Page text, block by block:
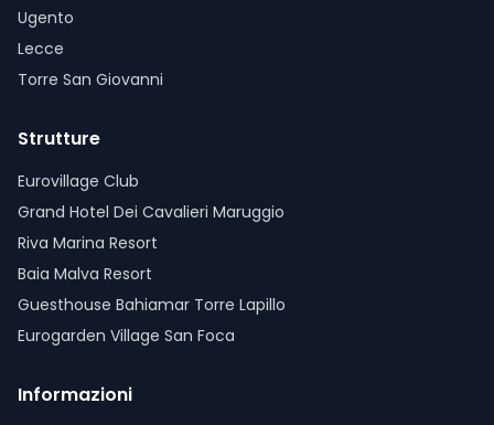
Ugento
Lecce
Torre San Giovanni
Strutture
Eurovillage Club
Grand Hotel Dei Cavalieri Maruggio
Riva Marina Resort
Baia Malva Resort
Guesthouse Bahiamar Torre Lapillo
Eurogarden Village San Foca
Informazioni